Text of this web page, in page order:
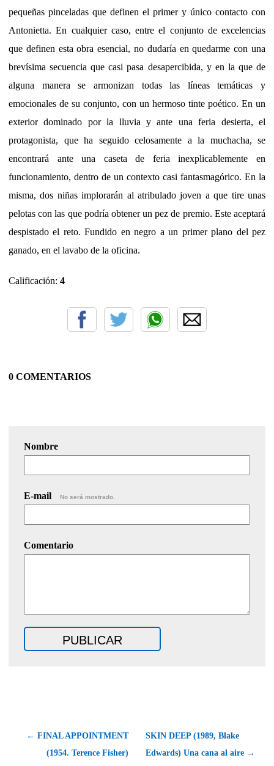
pequeñas pinceladas que definen el primer y único contacto con
Antonietta. En cualquier caso, entre el conjunto de excelencias
que definen esta obra esencial, no dudaría en quedarme con una
brevísima secuencia que casi pasa desapercibida, y en la que de
alguna manera se armonizan todas las líneas temáticas y
emocionales de su conjunto, con un hermoso tinte poético. En un
exterior dominado por la lluvia y ante una feria desierta, el
protagonista, que ha seguido celosamente a la muchacha, se
encontrará ante una caseta de feria inexplicablemente en
funcionamiento, dentro de un contexto casi fantasmagórico. En la
misma, dos niñas implorarán al atribulado joven a que tire unas
pelotas con las que podría obtener un pez de premio. Este aceptará
despistado el reto. Fundido en negro a un primer plano del pez
ganado, en el lavabo de la oficina.
Calificación: 4
0 COMENTARIOS
Nombre
E-mail No será mostrado.
Comentario
← FINAL APPOINTMENT
(1954. Terence Fisher)
SKIN DEEP (1989, Blake
Edwards) Una cana al aire →